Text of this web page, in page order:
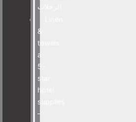
الرحلات
&
towels
a
5-
star
hotel
supplies
–